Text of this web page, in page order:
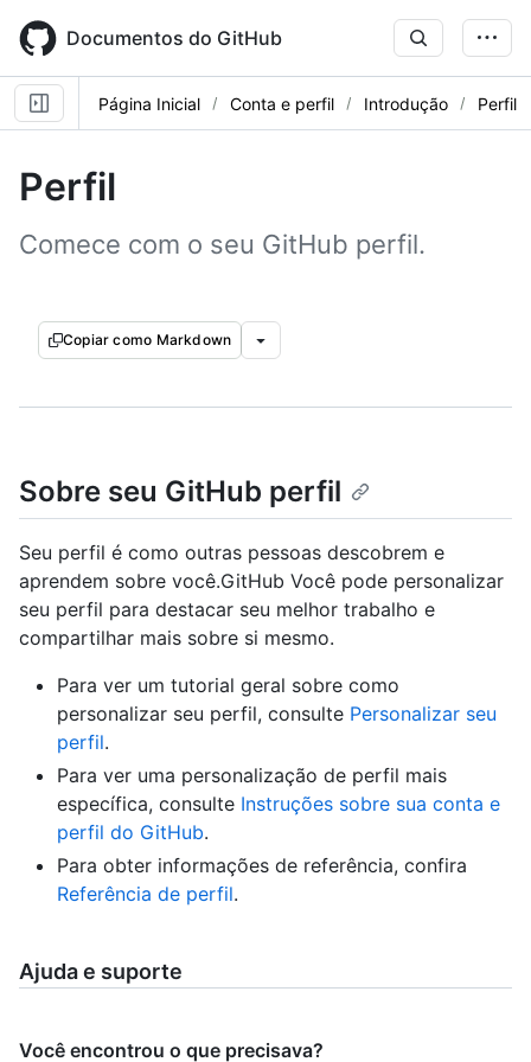
main
content
Documentos do GitHub
Página Inicial Conta e perfil Introdução Perfil
Perfil
Comece com o seu GitHub perfil.
Copiar como Markdown
Sobre seu GitHub perfil
Seu perfil é como outras pessoas descobrem e
aprendem sobre você.GitHub Você pode personalizar
seu perfil para destacar seu melhor trabalho e
compartilhar mais sobre si mesmo.
Para ver um tutorial geral sobre como
personalizar seu perfil, consulte Personalizar seu
perfil.
Para ver uma personalização de perfil mais
específica, consulte Instruções sobre sua conta e
perfil do GitHub.
Para obter informações de referência, confira
Referência de perfil.
Ajuda e suporte
Você encontrou o que precisava?